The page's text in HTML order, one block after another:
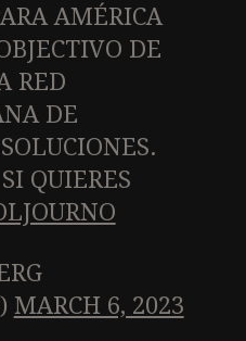
AMÉRICA
DE
RED
DE
QUIERES
MARCH 6, 2023